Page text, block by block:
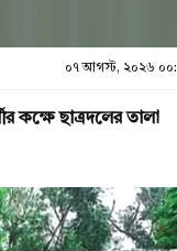
০৭ আগস্ট, ২০২৬
কক্ষে ছাত্রদলের তালা